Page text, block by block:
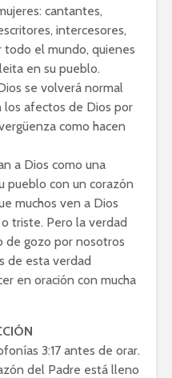
cantantes,
intercesores,
el mundo, quienes
en su pueblo.
se volverá normal
los afectos de Dios por
como hacen
a Dios como una
pueblo con un corazón
muchos ven a Dios
triste. Pero la verdad
de gozo por nosotros
de esta verdad
en oración con mucha
3:17 antes de orar.
del Padre está lleno